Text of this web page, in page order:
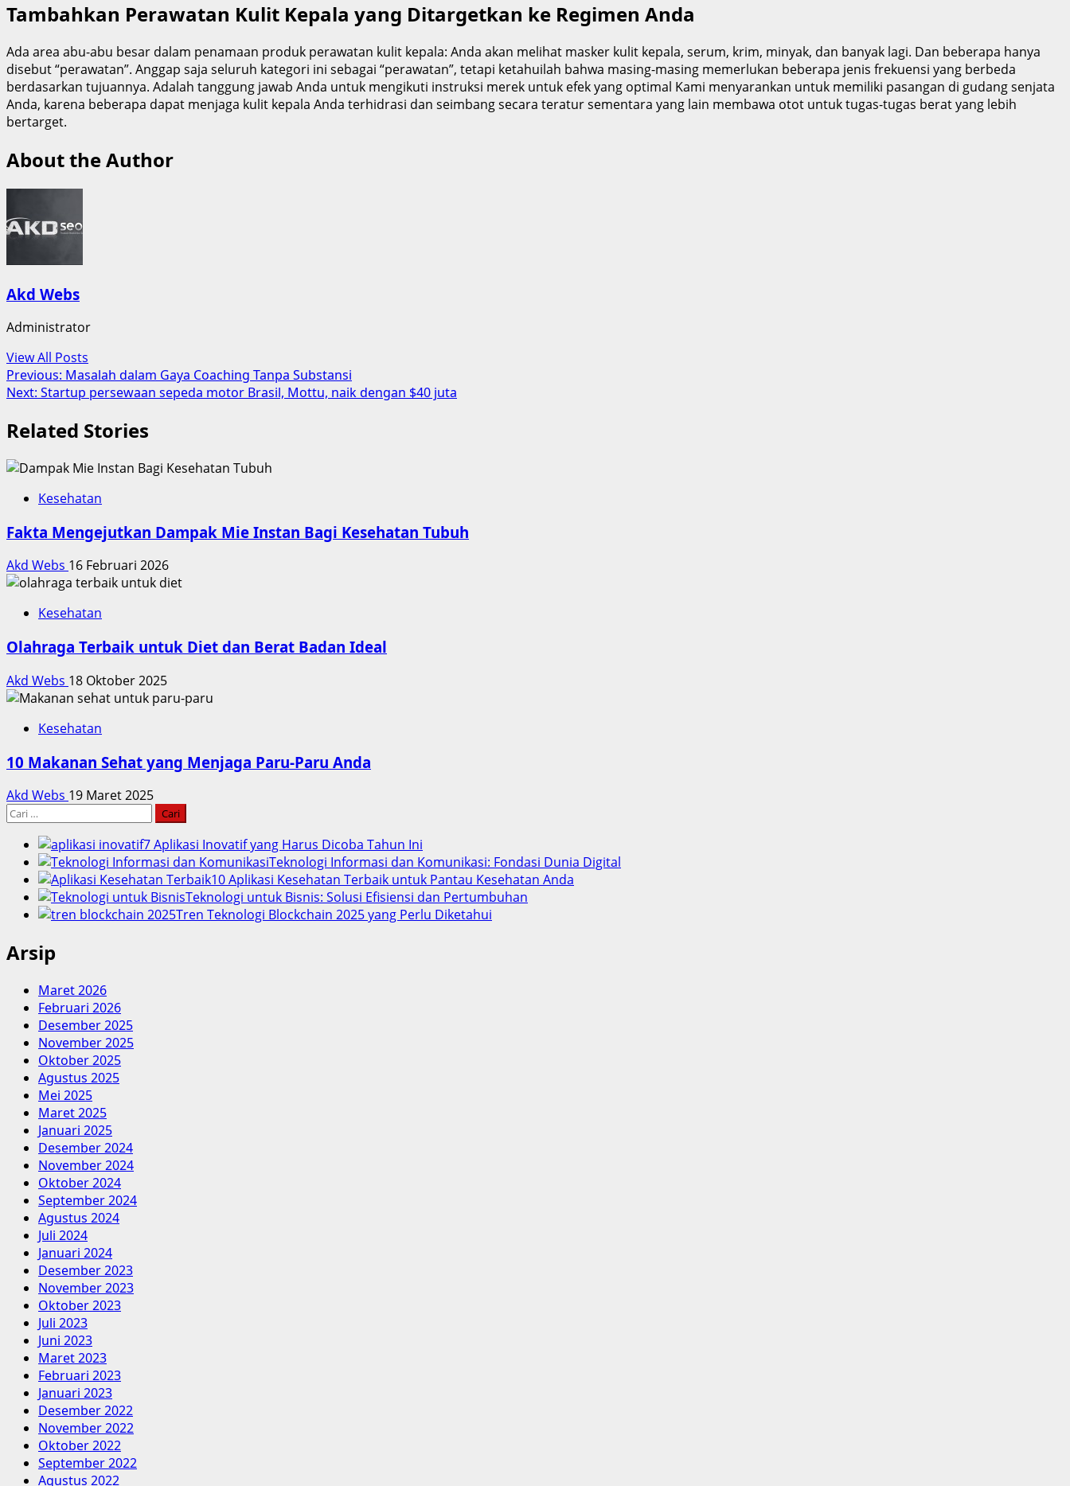
Tambahkan Perawatan Kulit Kepala yang Ditargetkan ke Regimen Anda
Ada area abu-abu besar dalam penamaan produk perawatan kulit kepala: Anda akan melihat masker kulit kepala, serum, krim, minyak, dan banyak lagi. Dan beberapa hanya
disebut “perawatan”. Anggap saja seluruh kategori ini sebagai “perawatan”, tetapi ketahuilah bahwa masing-masing memerlukan beberapa jenis frekuensi yang berbeda
berdasarkan tujuannya. Adalah tanggung jawab Anda untuk mengikuti instruksi merek untuk efek yang optimal Kami menyarankan untuk memiliki pasangan di gudang senjata
Anda, karena beberapa dapat menjaga kulit kepala Anda terhidrasi dan seimbang secara teratur sementara yang lain membawa otot untuk tugas-tugas berat yang lebih
bertarget.
About the Author
Akd Webs
Administrator
View All Posts
Post
navigation
Previous: Masalah dalam Gaya Coaching Tanpa Substansi
Next: Startup persewaan sepeda motor Brasil, Mottu, naik dengan $40 juta
Related Stories
Kesehatan
Fakta Mengejutkan Dampak Mie Instan Bagi Kesehatan Tubuh
Akd Webs 16 Februari 2026
Kesehatan
Olahraga Terbaik untuk Diet dan Berat Badan Ideal
Akd Webs 18 Oktober 2025
Kesehatan
10 Makanan Sehat yang Menjaga Paru-Paru Anda
Akd Webs 19 Maret 2025
Cari
7 Aplikasi Inovatif yang Harus Dicoba Tahun Ini
Teknologi Informasi dan Komunikasi: Fondasi Dunia Digital
10 Aplikasi Kesehatan Terbaik untuk Pantau Kesehatan Anda
Teknologi untuk Bisnis: Solusi Efisiensi dan Pertumbuhan
Tren Teknologi Blockchain 2025 yang Perlu Diketahui
Arsip
Maret 2026
Februari 2026
Desember 2025
November 2025
Oktober 2025
Agustus 2025
Mei 2025
Maret 2025
Januari 2025
Desember 2024
November 2024
Oktober 2024
September 2024
Agustus 2024
Juli 2024
Januari 2024
Desember 2023
November 2023
Oktober 2023
Juli 2023
Juni 2023
Maret 2023
Februari 2023
Januari 2023
Desember 2022
November 2022
Oktober 2022
September 2022
Agustus 2022